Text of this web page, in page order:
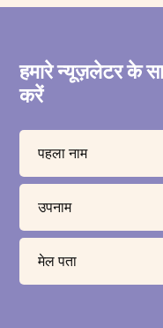
हमारे न्यूज़लेटर के
करें